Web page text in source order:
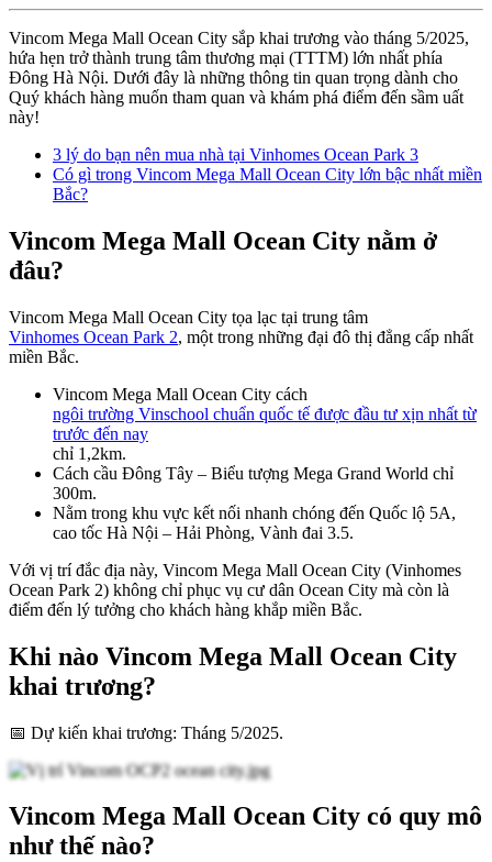
Vincom Mega Mall Ocean City sắp khai trương vào tháng 5/2025,
hứa hẹn trở thành trung tâm thương mại (TTTM) lớn nhất phía
Đông Hà Nội. Dưới đây là những thông tin quan trọng dành cho
Quý khách hàng muốn tham quan và khám phá điểm đến sầm uất
này!
3 lý do bạn nên mua nhà tại Vinhomes Ocean Park 3
Có gì trong Vincom Mega Mall Ocean City lớn bậc nhất miền
Bắc?
Vincom Mega Mall Ocean City nằm ở
đâu?
Vincom Mega Mall Ocean City tọa lạc tại trung tâm
Vinhomes Ocean Park 2, một trong những đại đô thị đẳng cấp nhất
miền Bắc.
Vincom Mega Mall Ocean City cách
ngôi trường Vinschool chuẩn quốc tế được đầu tư xịn nhất từ
trước đến nay
chỉ 1,2km.
Cách cầu Đông Tây – Biểu tượng Mega Grand World chỉ
300m.
Nằm trong khu vực kết nối nhanh chóng đến Quốc lộ 5A,
cao tốc Hà Nội – Hải Phòng, Vành đai 3.5.
Với vị trí đắc địa này, Vincom Mega Mall Ocean City (Vinhomes
Ocean Park 2) không chỉ phục vụ cư dân Ocean City mà còn là
điểm đến lý tưởng cho khách hàng khắp miền Bắc.
Khi nào Vincom Mega Mall Ocean City
khai trương?
📅 Dự kiến khai trương: Tháng 5/2025.
Vincom Mega Mall Ocean City có quy mô
như thế nào?